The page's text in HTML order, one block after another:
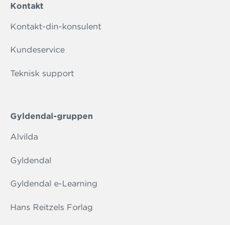
Kontakt
Kontakt-din-konsulent
Kundeservice
Teknisk support
Gyldendal-gruppen
Alvilda
Gyldendal
Gyldendal e-Learning
Hans Reitzels Forlag